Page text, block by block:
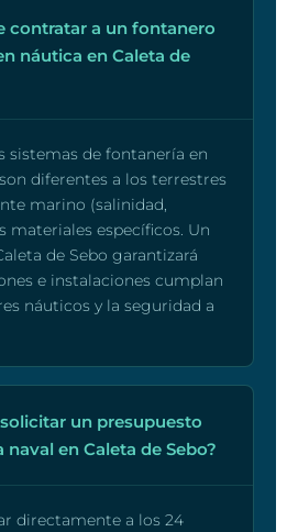
contratar a un fontanero
náutica en Caleta de
sistemas de fontanería en
diferentes a los terrestres
marino (salinidad,
materiales específicos. Un
de Sebo garantizará
e instalaciones cumplan
náuticos y la seguridad a
un presupuesto
en Caleta de Sebo?
directamente a los 24